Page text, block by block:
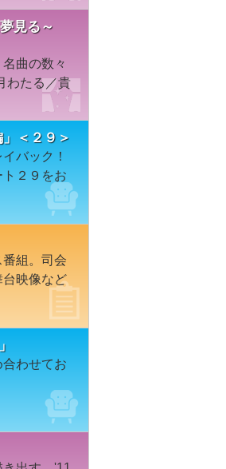
見る～
曲の数々
わたる／貴
＜２９＞
バック！
２９をお
組。司会
映像など
わせてお